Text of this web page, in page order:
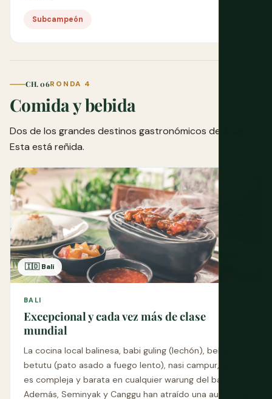
Subcampeón
CH. 06RONDA 4
Comida y bebida
Dos de los grandes destinos gastronómicos de Asia.
Esta está reñida.
🇮🇩 Bali
BALI
Excepcional y cada vez más de clase
mundial
La cocina local balinesa, babi guling (lechón), bebek
betutu (pato asado a fuego lento), nasi campur, lawar,
es compleja y barata en cualquier warung del barrio.
Además, Seminyak y Canggu han atraído una auténtica